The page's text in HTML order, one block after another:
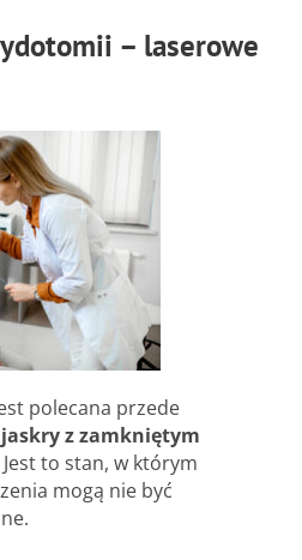
– laserowe
polecana przede
z zamkniętym
Jest to stan, w którym
mogą nie być